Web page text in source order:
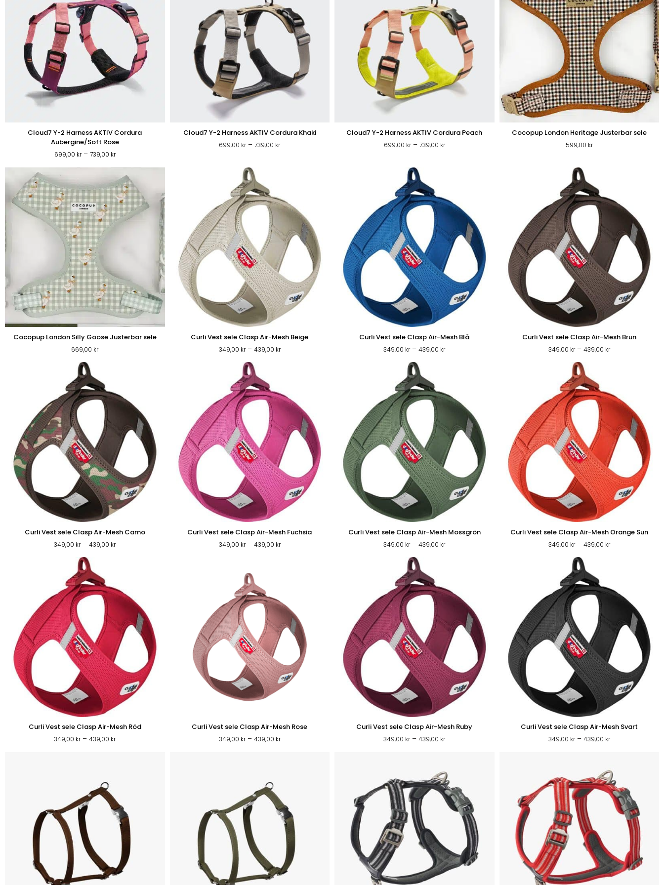
Cloud7 Y-2 Harness AKTIV Cordura
Aubergine/Soft Rose
699,00 kr – 739,00 krPrisintervall:
739,00 kr
Cloud7 Y-2 Harness AKTIV Cordura Khaki
699,00 kr – 739,00 krPrisintervall:
Cloud7 Y-2 Harness AKTIV Cordura Peach
699,00 kr – 739,00 krPrisintervall:
Cocopup London Heritage Justerbar sele
599,00 kr
Cocopup London Silly Goose Justerbar sele
669,00 kr
Curli Vest sele Clasp Air-Mesh Beige
349,00 kr – 439,00 krPrisintervall:
Curli Vest sele Clasp Air-Mesh Blå
349,00 kr – 439,00 krPrisintervall:
Curli Vest sele Clasp Air-Mesh Brun
349,00 kr – 439,00 krPrisintervall:
Curli Vest sele Clasp Air-Mesh Camo
349,00 kr – 439,00 krPrisintervall:
Curli Vest sele Clasp Air-Mesh Fuchsia
349,00 kr – 439,00 krPrisintervall:
Curli Vest sele Clasp Air-Mesh Mossgrön
349,00 kr – 439,00 krPrisintervall:
Curli Vest sele Clasp Air-Mesh Orange Sun
349,00 kr – 439,00 krPrisintervall:
Curli Vest sele Clasp Air-Mesh Röd
349,00 kr – 439,00 krPrisintervall:
Curli Vest sele Clasp Air-Mesh Rose
349,00 kr – 439,00 krPrisintervall:
Curli Vest sele Clasp Air-Mesh Ruby
349,00 kr – 439,00 krPrisintervall:
439,00 kr
Curli Vest sele Clasp Air-Mesh Svart
349,00 kr – 439,00 krPrisintervall:
439,00 kr